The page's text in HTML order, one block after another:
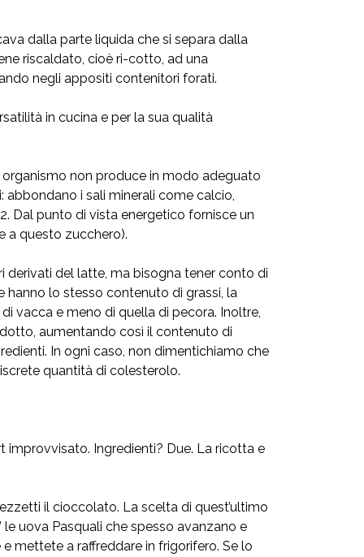
dalla parte liquida che si separa dalla
riscaldato, cioè ri-cotto, ad una
negli appositi contenitori forati.
in cucina e per la sua qualità
non produce in modo adeguato
abbondano i sali minerali come calcio,
Dal punto di vista energetico fornisce un
a questo zucchero).
derivati del latte, ma bisogna tener conto di
hanno lo stesso contenuto di grassi, la
vacca e meno di quella di pecora. Inoltre,
aumentando così il contenuto di
In ogni caso, non dimentichiamo che
quantità di colesterolo.
improvvisato. Ingredienti? Due. La ricotta e
il cioccolato. La scelta di quest’ultimo
uova Pasquali che spesso avanzano e
mettete a raffreddare in frigorifero. Se lo